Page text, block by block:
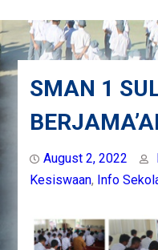
SMAN 1
August 2, 2022
Kesiswaan, Info